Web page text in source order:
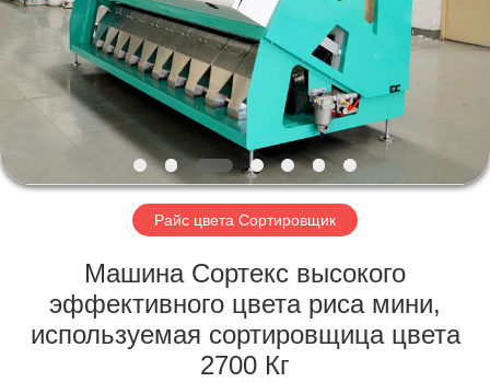
ПРОДУКТЫ
О
НАС
ПУТЕШЕСТВИЕ
ФАБРИКИ
ПРОВЕРКА
КАЧЕСТВА
Райс цвета Сортировщик
Машина Сортекс высокого
эффективного цвета риса мини,
используемая сортировщица цвета
2700 Кг